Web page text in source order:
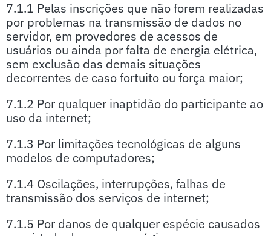
7.1.1 Pelas inscrições que não forem realizadas
por problemas na transmissão de dados no
servidor, em provedores de acessos de
usuários ou ainda por falta de energia elétrica,
sem exclusão das demais situações
decorrentes de caso fortuito ou força maior;
7.1.2 Por qualquer inaptidão do participante ao
uso da internet;
7.1.3 Por limitações tecnológicas de alguns
modelos de computadores;
7.1.4 Oscilações, interrupções, falhas de
transmissão dos serviços de internet;
7.1.5 Por danos de qualquer espécie causados